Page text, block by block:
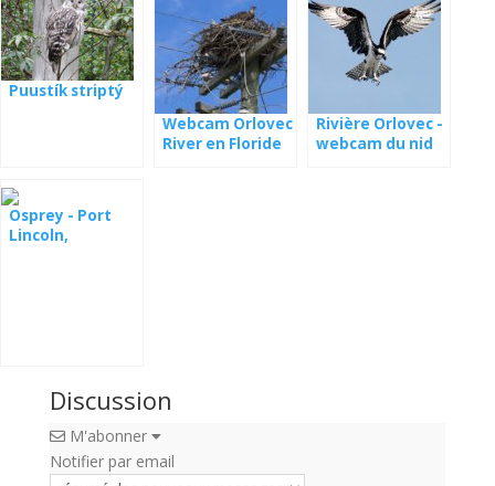
Puustík striptý
Webcam Orlovec
River en Floride
Rivière Orlovec -
webcam du nid
Osprey - Port
Lincoln,
Discussion
M'abonner
Notifier par email